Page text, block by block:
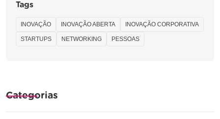
Tags
INOVAÇÃO INOVAÇÃO ABERTA INOVAÇÃO CORPORATIVA
STARTUPS NETWORKING PESSOAS
Categorias